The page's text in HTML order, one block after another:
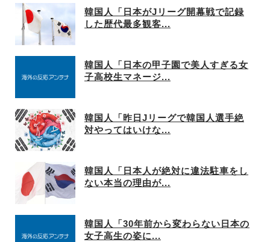
韓国人「日本がJリーグ開幕戦で記録
した歴代最多観客...
韓国人「日本の甲子園で美人すぎる女
子高校生マネージ...
韓国人「昨日Jリーグで韓国人選手絶
対やってはいけな...
韓国人「日本人が絶対に違法駐車をし
ない本当の理由が...
韓国人「30年前から変わらない日本の
女子高生の姿に...